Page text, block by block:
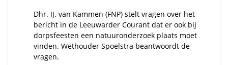
Dhr. IJ. van Kammen (FNP) stelt vragen over het
bericht in de Leeuwarder Courant dat er ook bij
dorpsfeesten een natuuronderzoek plaats moet
vinden. Wethouder Spoelstra beantwoordt de
vragen.